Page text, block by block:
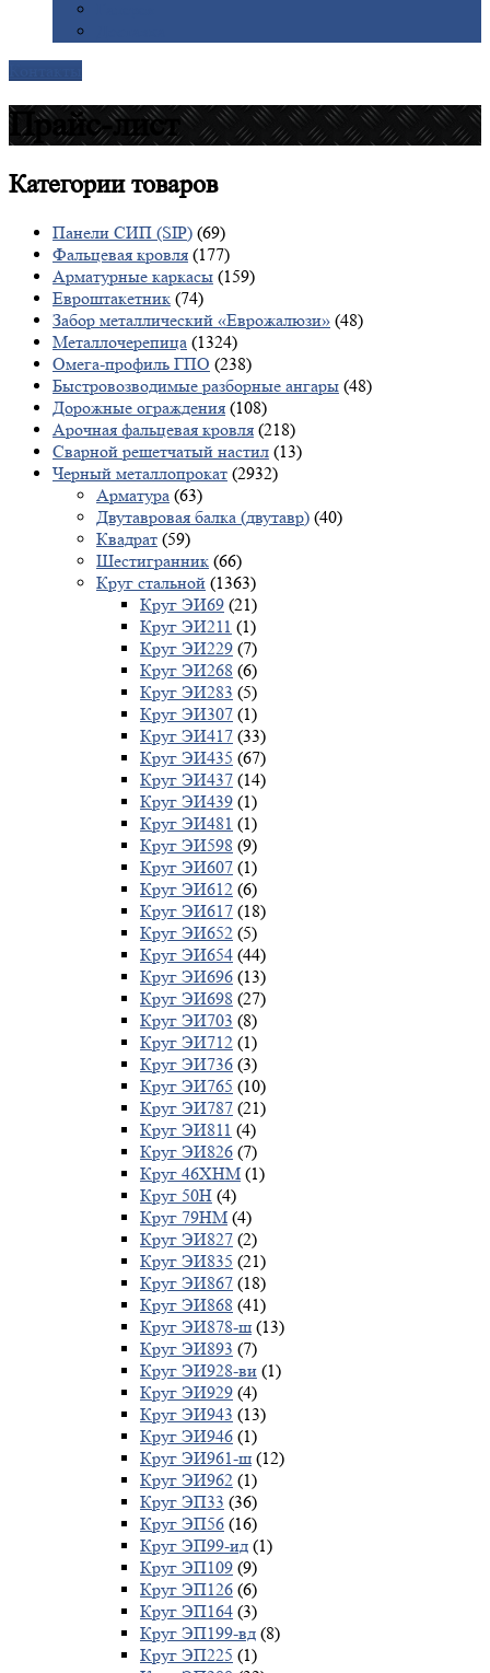
Прайс-лист
Категориитоваров
Панели СИП (SIP) (69)
Фальцевая кровля (177)
Арматурные каркасы (159)
Евроштакетник (74)
Забор металлический «Еврожалюзи» (48)
Металлочерепица (1324)
Омега-профиль ГПО (238)
Быстровозводимые разборные ангары (48)
Дорожные ограждения (108)
Арочная фальцевая кровля (218)
Сварной решетчатый настил (13)
Черный металлопрокат (2932)
Арматура (63)
Двутавровая балка (двутавр) (40)
Квадрат (59)
Шестигранник (66)
Круг стальной (1363)
Круг ЭИ69 (21)
Круг ЭИ211 (1)
Круг ЭИ229 (7)
Круг ЭИ268 (6)
Круг ЭИ283 (5)
Круг ЭИ307 (1)
Круг ЭИ417 (33)
Круг ЭИ435 (67)
Круг ЭИ437 (14)
Круг ЭИ439 (1)
Круг ЭИ481 (1)
Круг ЭИ598 (9)
Круг ЭИ607 (1)
Круг ЭИ612 (6)
Круг ЭИ617 (18)
Круг ЭИ652 (5)
Круг ЭИ654 (44)
Круг ЭИ696 (13)
Круг ЭИ698 (27)
Круг ЭИ703 (8)
Круг ЭИ712 (1)
Круг ЭИ736 (3)
Круг ЭИ765 (10)
Круг ЭИ787 (21)
Круг ЭИ811 (4)
Круг ЭИ826 (7)
Круг 46ХНМ (1)
Круг 50Н (4)
Круг 79НМ (4)
Круг ЭИ827 (2)
Круг ЭИ835 (21)
Круг ЭИ867 (18)
Круг ЭИ868 (41)
Круг ЭИ878-ш (13)
Круг ЭИ893 (7)
Круг ЭИ928-ви (1)
Круг ЭИ929 (4)
Круг ЭИ943 (13)
Круг ЭИ946 (1)
Круг ЭИ961-ш (12)
Круг ЭИ962 (1)
Круг ЭП33 (36)
Круг ЭП56 (16)
Круг ЭП99-ид (1)
Круг ЭП109 (9)
Круг ЭП126 (6)
Круг ЭП164 (3)
Круг ЭП199-вд (8)
Круг ЭП225 (1)